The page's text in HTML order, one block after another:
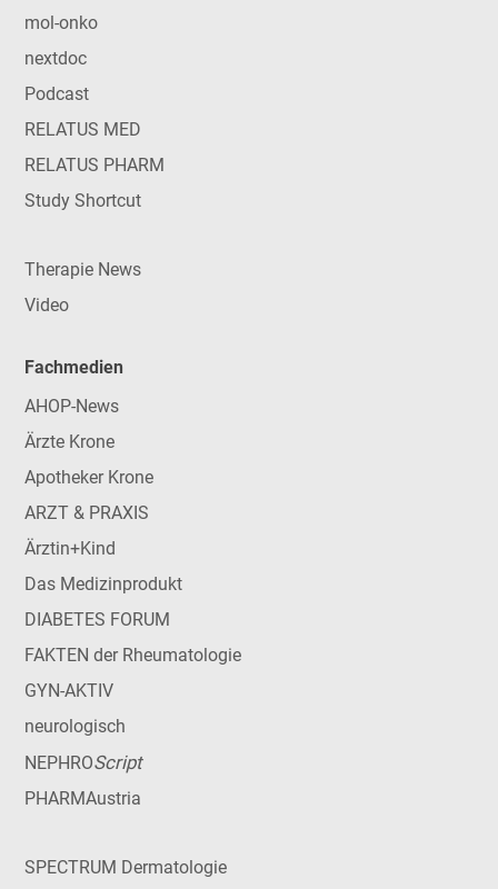
mol-onko
nextdoc
Podcast
RELATUS MED
RELATUS PHARM
Study Shortcut
Therapie News
Video
Fachmedien
AHOP-News
Ärzte Krone
Apotheker Krone
ARZT & PRAXIS
Ärztin+Kind
Das Medizinprodukt
DIABETES FORUM
FAKTEN der Rheumatologie
GYN-AKTIV
neurologisch
NEPHROScript
PHARMAustria
SPECTRUM Dermatologie